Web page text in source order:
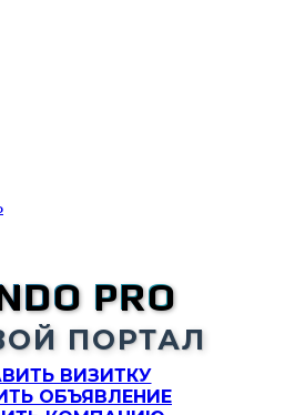
PRO
ПОРТАЛ
ВИЗИТКУ
ОБЪЯВЛЕНИЕ